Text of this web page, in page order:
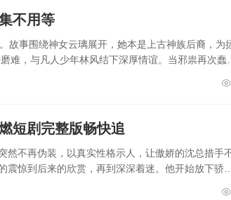
不用等
故事围绕神女云璃展开，她本是上古神族后裔，为
难，与凡人少年林风结下深厚情谊。当邪祟再次蠢
短剧完整版畅快追
然不再伪装，以真实性格示人，让傲娇的沈总措手
震惊到后来的欣赏，再到深深着迷。他开始放下骄